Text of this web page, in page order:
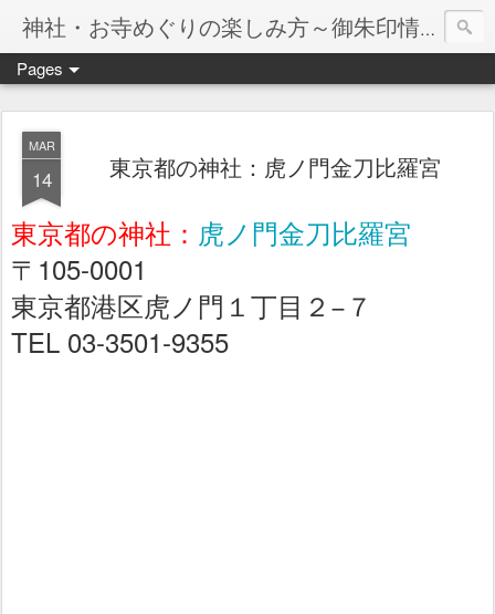
神社・お寺めぐりの楽しみ方～御朱印情報マップ～
Pages
MAR
14 東京都の神社：虎ノ門金刀比羅宮
東京都の神社： 虎ノ門金刀比羅宮
〒105-0001
東京都港区虎ノ門１丁目２−７
TEL 03-3501-9355